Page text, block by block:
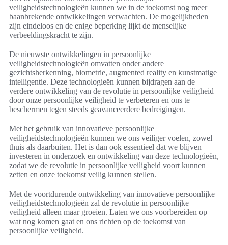
veiligheidstechnologieën kunnen we in de toekomst nog meer
baanbrekende ontwikkelingen verwachten. De mogelijkheden
zijn eindeloos en de enige beperking lijkt de menselijke
verbeeldingskracht te zijn.
De nieuwste ontwikkelingen in persoonlijke
veiligheidstechnologieën omvatten onder andere
gezichtsherkenning, biometrie, augmented reality en kunstmatige
intelligentie. Deze technologieën kunnen bijdragen aan de
verdere ontwikkeling van de revolutie in persoonlijke veiligheid
door onze persoonlijke veiligheid te verbeteren en ons te
beschermen tegen steeds geavanceerdere bedreigingen.
Met het gebruik van innovatieve persoonlijke
veiligheidstechnologieën kunnen we ons veiliger voelen, zowel
thuis als daarbuiten. Het is dan ook essentieel dat we blijven
investeren in onderzoek en ontwikkeling van deze technologieën,
zodat we de revolutie in persoonlijke veiligheid voort kunnen
zetten en onze toekomst veilig kunnen stellen.
Met de voortdurende ontwikkeling van innovatieve persoonlijke
veiligheidstechnologieën zal de revolutie in persoonlijke
veiligheid alleen maar groeien. Laten we ons voorbereiden op
wat nog komen gaat en ons richten op de toekomst van
persoonlijke veiligheid.